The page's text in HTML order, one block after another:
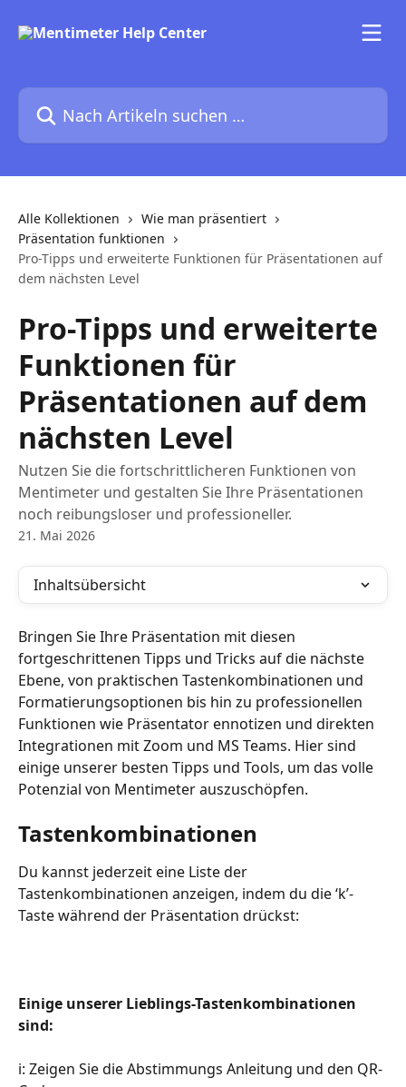
Nach Artikeln suchen …
Alle Kollektionen
Wie man präsentiert
Präsentation funktionen
Pro-Tipps und erweiterte Funktionen für Präsentationen auf
dem nächsten Level
Pro-Tipps und erweiterte
Funktionen für
Präsentationen auf dem
nächsten Level
Nutzen Sie die fortschrittlicheren Funktionen von
Mentimeter und gestalten Sie Ihre Präsentationen
noch reibungsloser und professioneller.
21. Mai 2026
Inhaltsübersicht
Bringen Sie Ihre Präsentation mit diesen
fortgeschrittenen Tipps und Tricks auf die nächste
Ebene, von praktischen Tastenkombinationen und
Formatierungsoptionen bis hin zu professionellen
Funktionen wie Präsentator ennotizen und direkten
Integrationen mit Zoom und MS Teams. Hier sind
einige unserer besten Tipps und Tools, um das volle
Potenzial von Mentimeter auszuschöpfen.
Tastenkombinationen
Du kannst jederzeit eine Liste der
Tastenkombinationen anzeigen, indem du die ‘k’-
Taste während der Präsentation drückst:
Einige unserer Lieblings-Tastenkombinationen
sind:
i: Zeigen Sie die Abstimmungs Anleitung und den QR-